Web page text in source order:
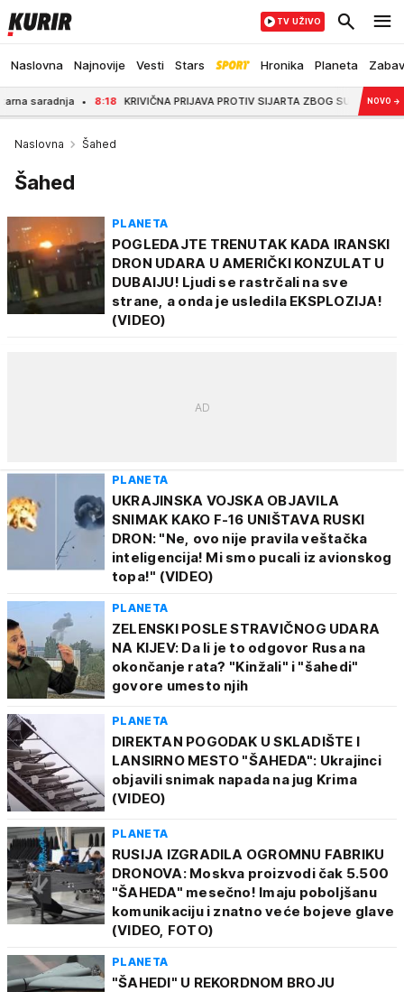
Naslovna Najnovije Vesti Stars Hronika Planeta
TV UŽIVO
8:18 KRIVIČNA PRIJAVA PROTIV SIJARTA ZBOG SUMNJI DA JENOVO →
Naslovna Šahed
Šahed
PLANETA
POGLEDAJTE TRENUTAK KADA IRANSKI
DRON UDARA U AMERIČKI KONZULAT U
DUBAIJU! Ljudi se rastrčali na sve
strane, a onda je usledila EKSPLOZIJA!
(VIDEO)
PLANETA
UKRAJINSKA VOJSKA OBJAVILA
SNIMAK KAKO F-16 UNIŠTAVA RUSKI
DRON: "Ne, ovo nije pravila veštačka
inteligencija! Mi smo pucali iz avionskog
topa!" (VIDEO)
PLANETA
ZELENSKI POSLE STRAVIČNOG UDARA
NA KIJEV: Da li je to odgovor Rusa na
okončanje rata? "Kinžali" i "šahedi"
govore umesto njih
PLANETA
DIREKTAN POGODAK U SKLADIŠTE I
LANSIRNO MESTO "ŠAHEDA": Ukrajinci
objavili snimak napada na jug Krima
(VIDEO)
PLANETA
RUSIJA IZGRADILA OGROMNU FABRIKU
DRONOVA: Moskva proizvodi čak 5.500
"ŠAHEDA" mesečno! Imaju poboljšanu
komunikaciju i znatno veće bojeve glave
(VIDEO, FOTO)
PLANETA
"ŠAHEDI" U REKORDNOM BROJU